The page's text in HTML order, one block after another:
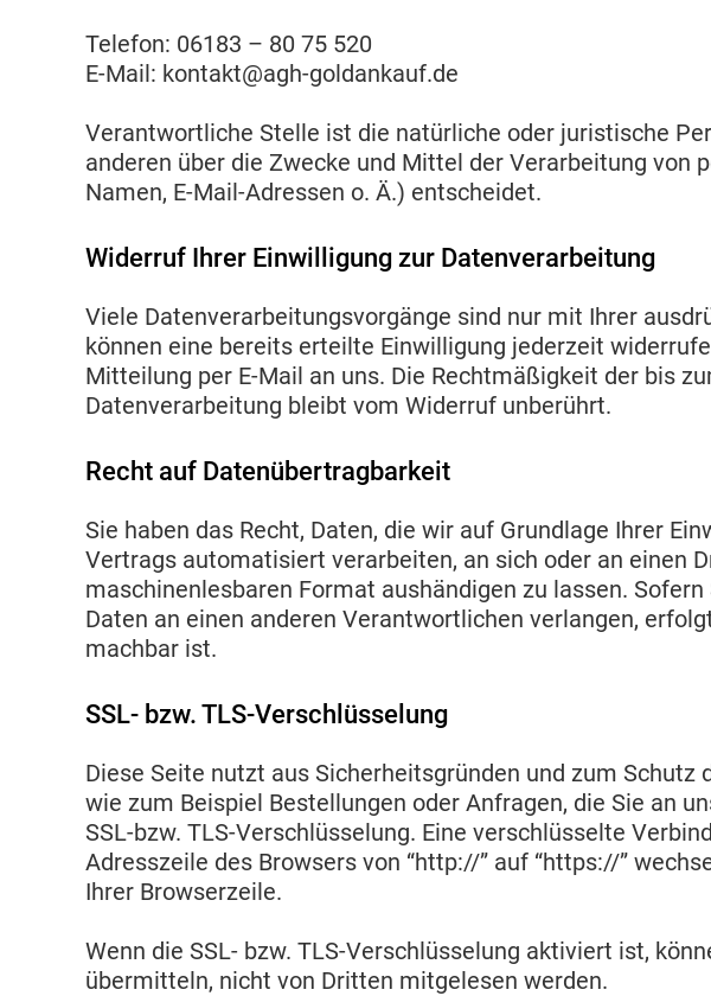
Telefon: 06183 – 80 75 520
E-Mail: kontakt@agh-goldankauf.de
Verantwortliche Stelle ist die natürliche oder juristische
anderen über die Zwecke und Mittel der Verarbeitung von
Namen, E-Mail-Adressen o. Ä.) entscheidet.
Widerruf Ihrer Einwilligung zur Datenverarbeitung
Viele Datenverarbeitungsvorgänge sind nur mit Ihrer
können eine bereits erteilte Einwilligung jederzeit
Mitteilung per E-Mail an uns. Die Rechtmäßigkeit der bis
Datenverarbeitung bleibt vom Widerruf unberührt.
Recht auf Datenübertragbarkeit
Sie haben das Recht, Daten, die wir auf Grundlage Ihrer
Vertrags automatisiert verarbeiten, an sich oder an einen
maschinenlesbaren Format aushändigen zu lassen.
Daten an einen anderen Verantwortlichen verlangen,
machbar ist.
SSL- bzw. TLS-Verschlüsselung
Diese Seite nutzt aus Sicherheitsgründen und zum Schutz
wie zum Beispiel Bestellungen oder Anfragen, die Sie an
SSL-bzw. TLS-Verschlüsselung. Eine verschlüsselte
Adresszeile des Browsers von “http://” auf “https://”
Ihrer Browserzeile.
Wenn die SSL- bzw. TLS-Verschlüsselung aktiviert ist,
übermitteln, nicht von Dritten mitgelesen werden.